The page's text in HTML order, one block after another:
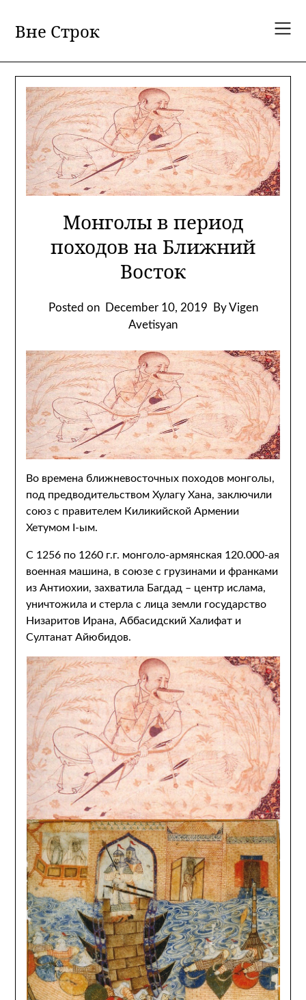
content
Вне Строк
Монголы в период
походов на Ближний
Восток
Posted on December 10, 2019
By Vigen
Avetisyan
Во времена ближневосточных походов монголы,
под предводительством Хулагу Хана, заключили
союз с правителем Киликийской Армении
Хетумом I-ым.
С 1256 по 1260 г.г. монголо-армянская 120.000-ая
военная машина, в союзе с грузинами и франками
из Антиохии, захватила Багдад – центр ислама,
уничтожила и стерла с лица земли государство
Низаритов Ирана, Аббасидский Халифат и
Султанат Айюбидов.